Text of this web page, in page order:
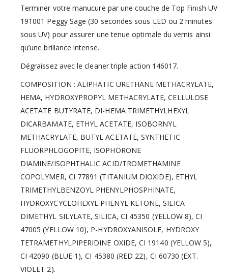
Terminer votre manucure par une couche de Top Finish UV
191001 Peggy Sage (30 secondes sous LED ou 2 minutes
sous UV) pour assurer une tenue optimale du vernis ainsi
qu’une brillance intense.
Dégraissez avec le cleaner triple action 146017.
COMPOSITION : ALIPHATIC URETHANE METHACRYLATE,
HEMA, HYDROXYPROPYL METHACRYLATE, CELLULOSE
ACETATE BUTYRATE, DI-HEMA TRIMETHYLHEXYL
DICARBAMATE, ETHYL ACETATE, ISOBORNYL
METHACRYLATE, BUTYL ACETATE, SYNTHETIC
FLUORPHLOGOPITE, ISOPHORONE
DIAMINE/ISOPHTHALIC ACID/TROMETHAMINE
COPOLYMER, CI 77891 (TITANIUM DIOXIDE), ETHYL
TRIMETHYLBENZOYL PHENYLPHOSPHINATE,
HYDROXYCYCLOHEXYL PHENYL KETONE, SILICA
DIMETHYL SILYLATE, SILICA, CI 45350 (YELLOW 8), CI
47005 (YELLOW 10), P-HYDROXYANISOLE, HYDROXY
TETRAMETHYLPIPERIDINE OXIDE, CI 19140 (YELLOW 5),
CI 42090 (BLUE 1), CI 45380 (RED 22), CI 60730 (EXT.
VIOLET 2).